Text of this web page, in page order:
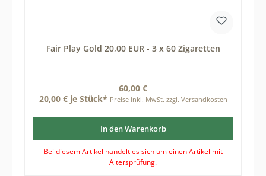
Fair Play Gold 20,00 EUR - 3 x 60 Zigaretten
Regulärer Preis:
60,00 €
20,00 € je Stück* Preise inkl. MwSt. zzgl. Versandkosten
In den Warenkorb
Bei diesem Artikel handelt es sich um einen Artikel mit
Altersprüfung.